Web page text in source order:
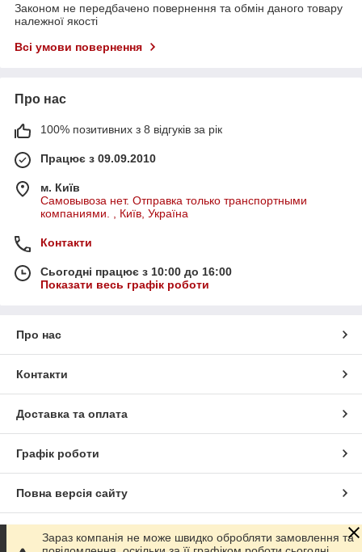
Законом не передбачено повернення та обмін даного товару
належної якості
Всі умови повернення
Про нас
100% позитивних з 8 відгуків за рік
Працює з 09.09.2010
м. Київ
Самовывоза нет. Отправка только транспортными
компаниями. , Київ, Україна
Контакти
Сьогодні працює з 10:00 до 16:00
Показати весь графік роботи
Про нас
Контакти
Доставка та оплата
Графік роботи
Повна версія сайту
Сайт створено на маркетплейсі Prom.ua
Зараз компанія не може швидко обробляти замовлення та